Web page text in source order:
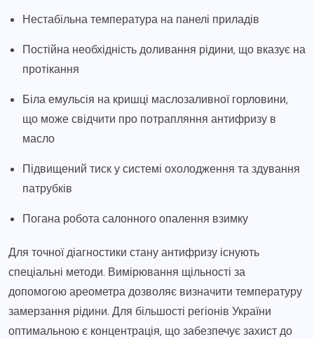
Нестабільна температура на панелі приладів
Постійна необхідність доливання рідини, що вказує на
протікання
Біла емульсія на кришці маслозаливної горловини,
що може свідчити про потрапляння антифризу в
масло
Підвищений тиск у системі охолодження та здування
патрубків
Погана робота салонного опалення взимку
Для точної діагностики стану антифризу існують
спеціальні методи. Вимірювання щільності за
допомогою ареометра дозволяє визначити температуру
замерзання рідини. Для більшості регіонів України
оптимальною є концентрація, що забезпечує захист до